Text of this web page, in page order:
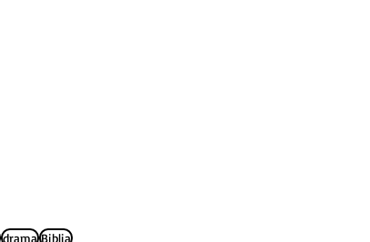
drama Biblia